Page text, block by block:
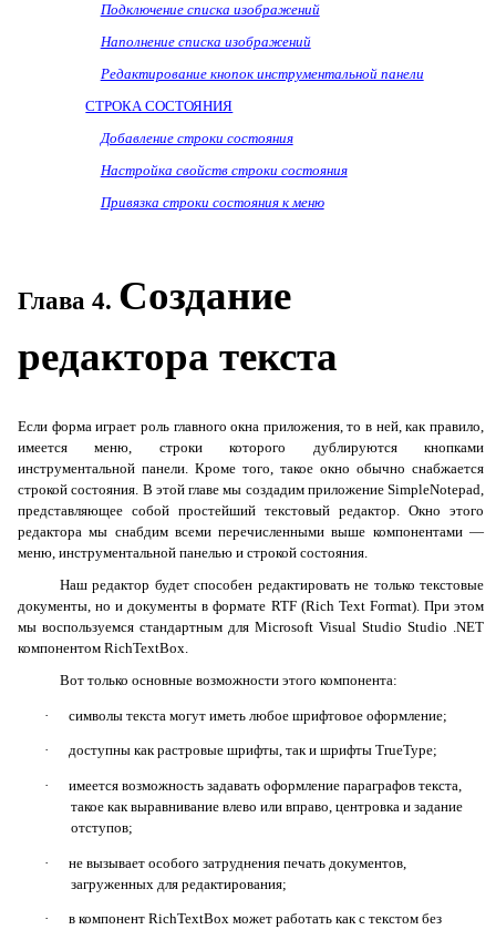
Подключение списка изображений
Наполнение списка изображений
Редактирование кнопок инструментальной панели
СТРОКА СОСТОЯНИЯ
Добавление строки состояния
Настройка свойств строки состояния
Привязка строки состояния к меню
Глава 4. Создание
редактора текста
Если форма играет роль главного окна приложения, то в ней, как правило,
имеется меню, строки которого дублируются кнопками
инструментальной панели. Кроме того, такое окно обычно снабжается
строкой состояния. В этой главе мы создадим приложение SimpleNotepad,
представляющее собой простейший текстовый редактор. Окно этого
редактора мы снабдим всеми перечисленными выше компонентами —
меню, инструментальной панелью и строкой состояния.
Наш редактор будет способен редактировать не только текстовые
документы, но и документы в формате RTF (Rich Text Format). При этом
мы воспользуемся стандартным для Microsoft Visual Studio Studio .NET
компонентом RichTextBox.
Вот только основные возможности этого компонента:
· символы текста могут иметь любое шрифтовое оформление;
· доступны как растровые шрифты, так и шрифты TrueType;
·
имеется возможность задавать оформление параграфов текста,
такое как выравнивание влево или вправо, центровка и задание
отступов;
·
не вызывает особого затруднения печать документов,
загруженных для редактирования;
· в компонент RichTextBox может работать как с текстом без